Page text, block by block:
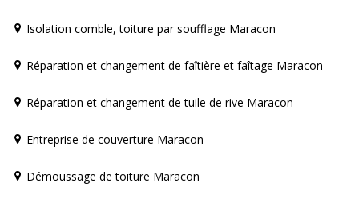
Isolation comble, toiture par soufflage Maracon
Réparation et changement de faîtière et faîtage Maracon
Réparation et changement de tuile de rive Maracon
Entreprise de couverture Maracon
Démoussage de toiture Maracon